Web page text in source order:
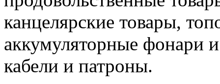
канцелярские товары,
аккумуляторные фонари
кабели и патроны.